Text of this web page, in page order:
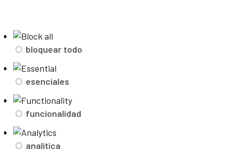
bloquear todo
esenciales
funcionalidad
analítica